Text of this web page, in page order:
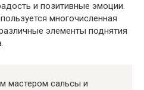
и позитивные эмоции.
многочисленная
элементы поднятия
мастером сальсы и